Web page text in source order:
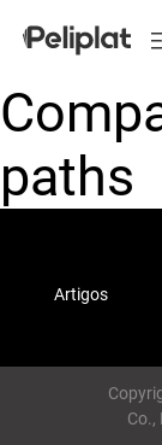
paths
Artigos
Co.,